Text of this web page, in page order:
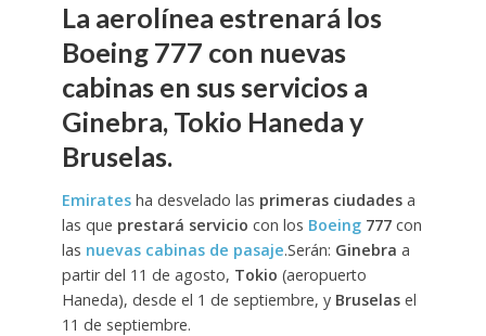
La aerolínea estrenará los
Boeing 777 con nuevas
cabinas en sus servicios a
Ginebra, Tokio Haneda y
Bruselas.
Emiratesha desvelado las primeras ciudadesa
las que prestará servicio con los Boeing 777con
las nuevas cabinas de pasaje.Serán: Ginebra a
partir del 11 de agosto, Tokio (aeropuerto
Haneda), desde el 1 de septiembre, y Bruselasel
11 de septiembre.